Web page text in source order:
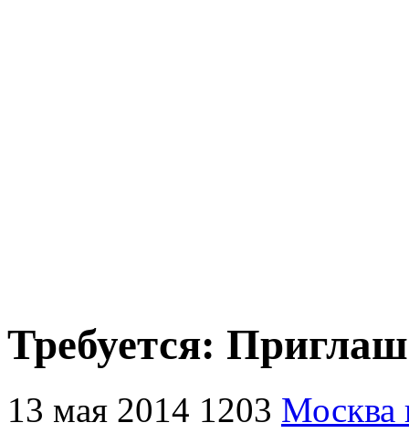
Требуется:
13 мая 2014 1203